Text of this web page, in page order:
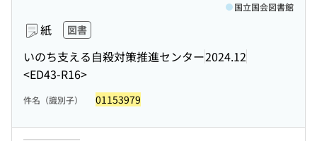
紙 図書
いのち支える自殺対策推進センター2024.12
<ED43-R16>
国立国会図書館
件名（識別子） 01153979